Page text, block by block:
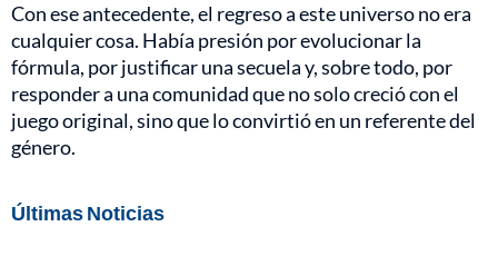
Con ese antecedente, el regreso a este universo no era
cualquier cosa. Había presión por evolucionar la
fórmula, por justificar una secuela y, sobre todo, por
responder a una comunidad que no solo creció con el
juego original, sino que lo convirtió en un referente del
género.
Últimas Noticias